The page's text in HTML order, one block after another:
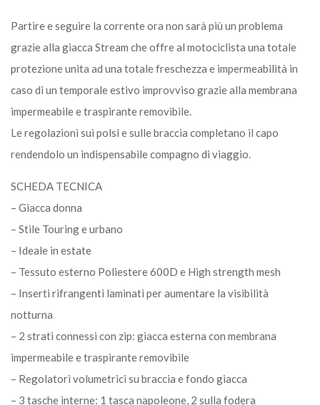
Partire e seguire la corrente ora non sarà più un problema
grazie alla giacca Stream che offre al motociclista una totale
protezione unita ad una totale freschezza e impermeabilità in
caso di un temporale estivo improvviso grazie alla membrana
impermeabile e traspirante removibile.
Le regolazioni sui polsi e sulle braccia completano il capo
rendendolo un indispensabile compagno di viaggio.
SCHEDA TECNICA
– Giacca donna
– Stile Touring e urbano
– Ideale in estate
– Tessuto esterno Poliestere 600D e High strength mesh
– Inserti rifrangenti laminati per aumentare la visibilità
notturna
– 2 strati connessi con zip: giacca esterna con membrana
impermeabile e traspirante removibile
– Regolatori volumetrici su braccia e fondo giacca
– 3 tasche interne: 1 tasca napoleone, 2 sulla fodera